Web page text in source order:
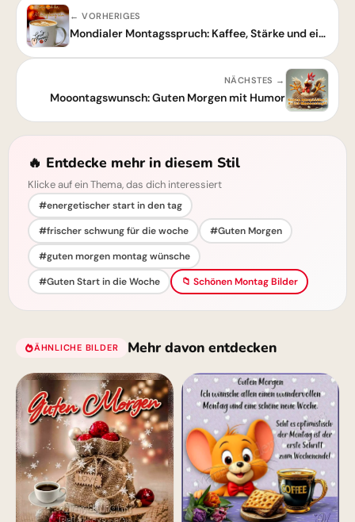
← VORHERIGES
Mondialer Montagsspruch: Kaffee, Stärke und ein kurzer Tag
NÄCHSTES →
Mooontagswunsch: Guten Morgen mit Humor
🔥 Entdecke mehr in diesem Stil
Klicke auf ein Thema, das dich interessiert
#energetischer start in den tag
#frischer schwung für die woche
#Guten Morgen
#guten morgen montag wünsche
#Guten Start in die Woche
📁 Schönen Montag Bilder
ÄHNLICHE BILDER Mehr davon entdecken